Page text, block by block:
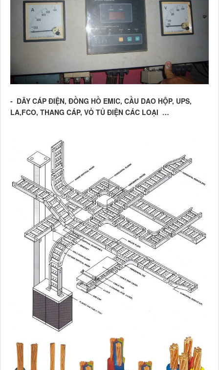
- DÂY CÁP ĐIỆN, ĐỒNG HỒ EMIC, CẦU DAO HỘP, UPS,
LA,FCO, THANG CÁP, VỎ TỦ ĐIỆN CÁC LOẠI …